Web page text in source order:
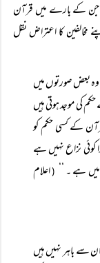
جن کے بارے میں قرآن
مخالفین کا اعتراض نقل
وہ بعض صورتوں میں
کی موجد ہوتی ہیں
کے کسی حکم کو
کوئی نزاع نہیں ہے
ہے ۔ ‘‘
(اعلام
سے باہر نہیں ہیں